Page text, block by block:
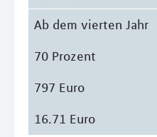
Ab dem vierten Jahr
70 Prozent
797 Euro
16.71 Euro